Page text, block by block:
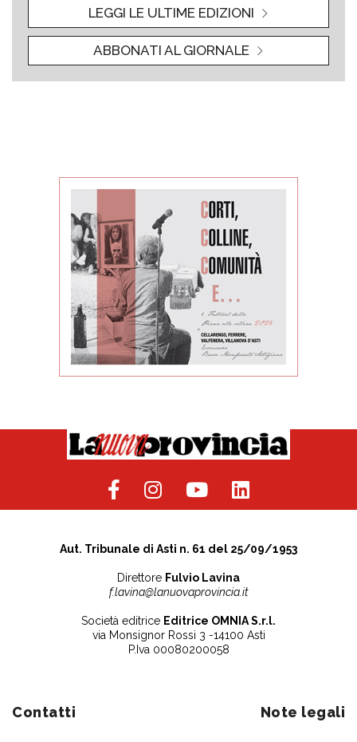
LEGGI LE ULTIME EDIZIONI
ABBONATI AL GIORNALE
Aut. Tribunale di Asti n. 61 del 25/09/1953
Direttore Fulvio Lavina
f.lavina@lanuovaprovincia.it
Società editrice Editrice OMNIA S.r.l.
via Monsignor Rossi 3 -14100 Asti
P.Iva 00080200058
Contatti Note legali